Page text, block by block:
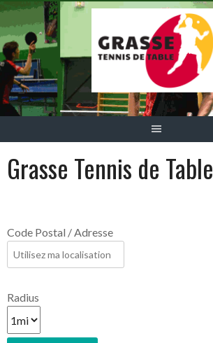
Aller
au
contenu
Grasse Tennis de Table
Code Postal / Adresse
Radius